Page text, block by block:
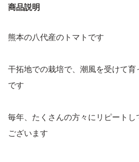
商品説明
熊本の八代産のトマトです
干拓地での栽培で、潮風を受けて育
です
毎年、たくさんの方々にリピートし
ございます